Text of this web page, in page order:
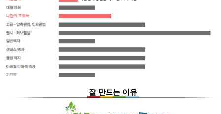
잘 만드는 이유